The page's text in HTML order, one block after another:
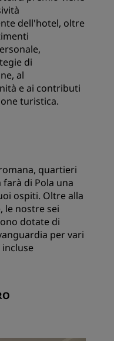
dell'hotel, oltre
di
al
e ai contributi
turistica.
quartieri
di Pola una
ospiti. Oltre alla
le nostre sei
dotate di
per vari
incluse